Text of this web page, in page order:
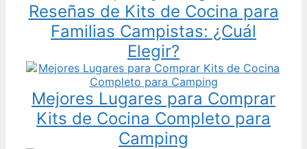
Reseñas de Kits de Cocina para
Familias Campistas: ¿Cuál
Elegir?
Mejores Lugares para Comprar
Kits de Cocina Completo para
Camping